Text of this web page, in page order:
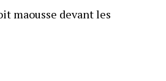
maousse devant les